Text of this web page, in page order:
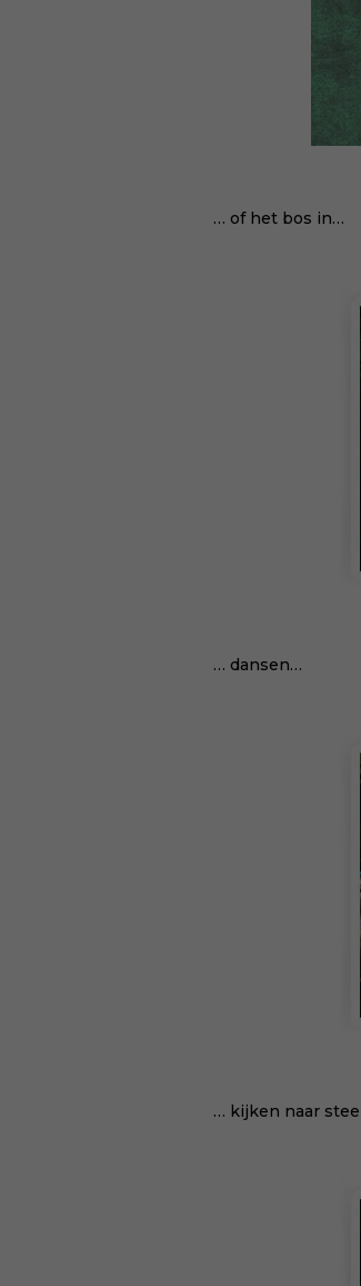
… of het bos in…
… dansen…
… kijken naar